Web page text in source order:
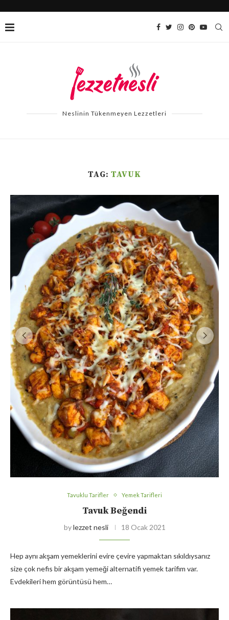
Neslinin Tükenmeyen Lezzetleri
TAG: TAVUK
Tavuklu Tarifler Yemek Tarifleri
Tavuk Beğendi
bylezzet nesli 18 Ocak 2021
Hep aynı akşam yemeklerini evire çevire yapmaktan sıkıldıysanız
size çok nefis bir akşam yemeği alternatifi yemek tarifim var.
Evdekileri hem görüntüsü hem…